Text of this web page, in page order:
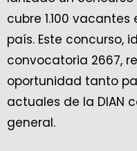
cubre 1.100
país. Este concurso,
convocatoria 2667,
oportunidad tanto
actuales de la DIAN
general.